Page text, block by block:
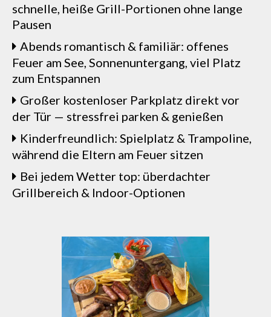
schnelle, heiße Grill-Portionen ohne lange
Pausen
Abends romantisch & familiär: offenes
Feuer am See, Sonnenuntergang, viel Platz
zum Entspannen
Großer kostenloser Parkplatz direkt vor
der Tür — stressfrei parken & genießen
Kinderfreundlich: Spielplatz & Trampoline,
während die Eltern am Feuer sitzen
Bei jedem Wetter top: überdachter
Grillbereich & Indoor-Optionen